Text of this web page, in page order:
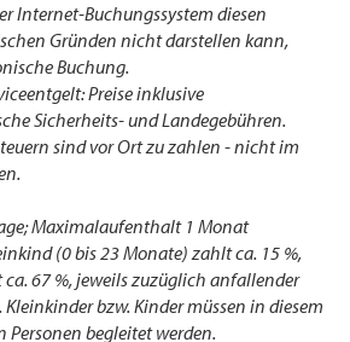
Internet-Buchungssystem diesen
Gründen nicht darstellen kann,
Buchung.
Preise inklusive
Sicherheits- und Landegebühren.
sind vor Ort zu zahlen - nicht im
Maximalaufenthalt 1 Monat
(0 bis 23 Monate) zahlt ca. 15 %,
67 %, jeweils zuzüglich anfallender
bzw. Kinder müssen in diesem
Personen begleitet werden.